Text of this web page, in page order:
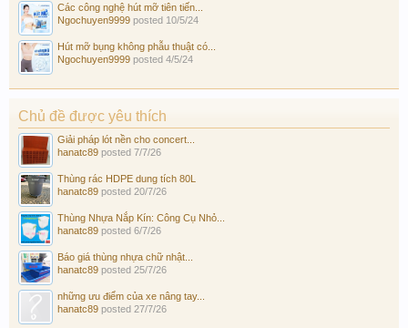
Các công nghệ hút mỡ tiên tiến...
Ngochuyen9999 posted 10/5/24
Hút mỡ bụng không phẫu thuật có...
Ngochuyen9999 posted 4/5/24
Chủ đề được yêu thích
Giải pháp lót nền cho concert...
hanatc89 posted 7/7/26
Thùng rác HDPE dung tích 80L
hanatc89 posted 20/7/26
Thùng Nhựa Nắp Kín: Công Cụ Nhỏ...
hanatc89 posted 6/7/26
Báo giá thùng nhựa chữ nhật...
hanatc89 posted 25/7/26
những ưu điểm của xe nâng tay...
hanatc89 posted 27/7/26